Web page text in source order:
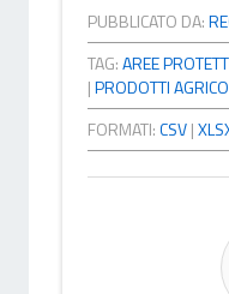
PUBBLICATO DA:
TAG:AREE
|PRODOTTI
FORMATI:CSV|